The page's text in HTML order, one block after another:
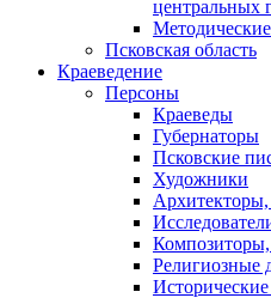
центральных
Псковская область
Краеведение
Персоны
Краеведы
Губернаторы
Псковские
Художники
Архитекторы,
Религиозные